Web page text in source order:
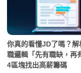
你真的看懂JD了嗎？解
職邏輯「先有職缺，再
4區塊找出高薪籌碼